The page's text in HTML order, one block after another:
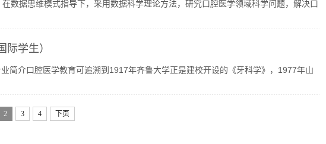
据思维模式指导下，采用数据科学理论方法，研究口腔医学领域科学问题，解决口
学生）
介口腔医学教育可追溯到1917年齐鲁大学正是建校开设的《牙科学》，1977年山
2 3 4 下页